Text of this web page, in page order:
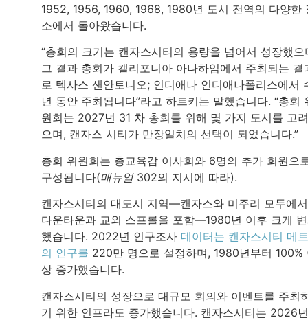
1952, 1956, 1960, 1968, 1980년 도시 전역의 다양한
소에서 돌아왔습니다.
“총회의 크기는 캔자스시티의 용량을 넘어서 성장했으
그 결과 총회가 캘리포니아 아나하임에서 주최되는 결
로 텍사스 샌안토니오; 인디애나 인디애나폴리스에서
년 동안 주최됩니다”라고 하트키는 말했습니다. “총회
원회는 2027년 31 차 총회를 위해 몇 가지 도시를 고
으며, 캔자스 시티가 만장일치의 선택이 되었습니다.”
총회 위원회는 총교육감 이사회와 6명의 추가 회원으
구성됩니다(매뉴얼302의 지시에 따라).
캔자스시티의 대도시 지역—캔자스와 미주리 모두에서
다운타운과 교외 스프롤을 포함—1980년 이후 크게
했습니다. 2022년 인구조사 데이터는 캔자스시티 메
의 인구를 220만 명으로 설정하며, 1980년부터 100%
상 증가했습니다.
캔자스시티의 성장으로 대규모 회의와 이벤트를 주최
기 위한 인프라도 증가했습니다. 캔자스시티는 2026년